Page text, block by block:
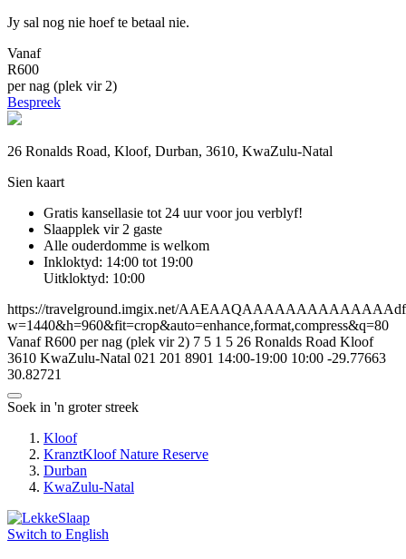
Jy sal nog nie hoef te betaal nie.
Vanaf
R600
per nag (plek vir 2)
Bespreek
26 Ronalds Road, Kloof, Durban, 3610, KwaZulu-Natal
Sien kaart
Gratis kansellasie tot 24 uur voor jou verblyf!
Slaapplek vir 2 gaste
Alle ouderdomme is welkom
Inkloktyd: 14:00 tot 19:00
Uitkloktyd: 10:00
https://travelground.imgix.net/
w=1440&h=960&fit=crop&auto=enhance,format,compress&q=80
Vanaf R600 per nag (plek vir 2) 7 5 1 5 26 Ronalds Road Kloof
3610 KwaZulu-Natal 021 201 8901 14:00-19:00 10:00 -29.77663
30.82721
Soek in 'n groter streek
Kloof
KranztKloof Nature Reserve
Durban
KwaZulu-Natal
Switch to English